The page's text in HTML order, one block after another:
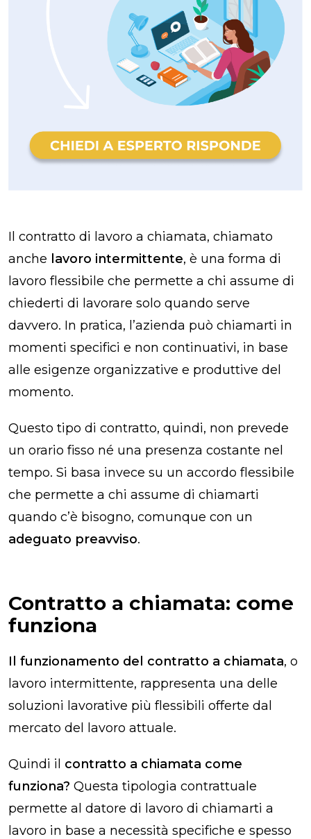
Il contratto di lavoro a chiamata, chiamato
anche lavoro intermittente, è una forma di
lavoro flessibile che permette a chi assume di
chiederti di lavorare solo quando serve
davvero. In pratica, l’azienda può chiamarti in
momenti specifici e non continuativi, in base
alle esigenze organizzative e produttive del
momento.
Questo tipo di contratto, quindi, non prevede
un orario fisso né una presenza costante nel
tempo. Si basa invece su un accordo flessibile
che permette a chi assume di chiamarti
quando c’è bisogno, comunque con un
adeguato preavviso.
Contratto a chiamata: come
funziona
Il funzionamento del contratto a chiamata, o
lavoro intermittente, rappresenta una delle
soluzioni lavorative più flessibili offerte dal
mercato del lavoro attuale.
Quindi il contratto a chiamata come
funziona? Questa tipologia contrattuale
permette al datore di lavoro di chiamarti a
lavoro in base a necessità specifiche e spesso